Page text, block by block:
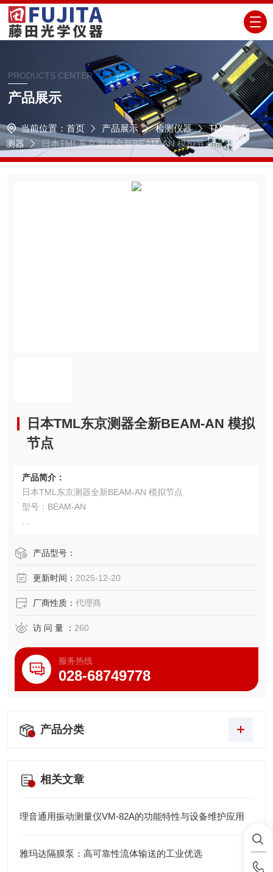
PRODUCTS CENTER
产品展示
当前位置： 首页 产品展示 检测仪器
TML/东京
测器
日本TML东京测器全新BEAM-AN 模拟节点
日本TML东京测器全新BEAM-AN 模拟
节点
产品简介：
日本TML东京测器全新BEAM-AN 模拟节点
型号：BEAM-AN
产品型号：
更新时间： 2025-12-20
厂商性质： 代理商
访 问 量 ： 260
服务热线
028-68749778
产品分类
相关文章
理音通用振动测量仪VM-82A的功能特性与设备维护应用
雅玛达隔膜泵：高可靠性流体输送的工业优选